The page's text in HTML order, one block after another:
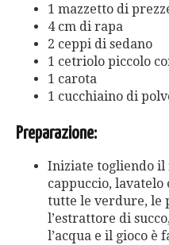
1 mazzetto di
4 cm di rapa
2 ceppi di sedano
1 cetriolo piccolo
1 carota
1 cucchiaino di
Preparazione:
Iniziate togliendo il
cappuccio, lavatelo
tutte le verdure, le
l’estrattore di
l’acqua e il gioco è